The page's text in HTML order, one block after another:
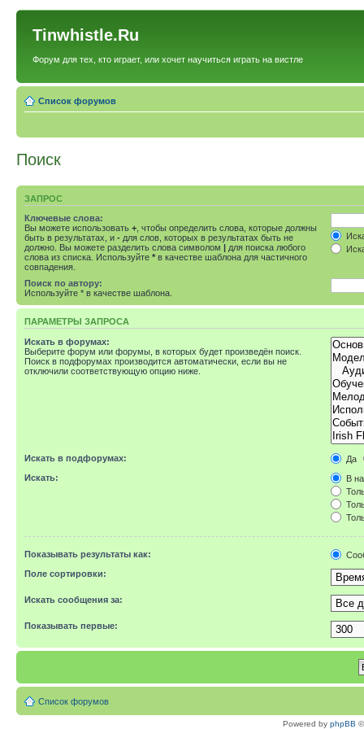
Tinwhistle.Ru
Форум для тех, кто играет, или хочет научиться играть на вистле
Список форумов
Поиск
ЗАПРОС
Ключевые слова:
Вы можете использовать + , чтобы определить слова, которые должны
быть в результатах, и - для слов, которых в результатах быть не
должно. Вы можете разделить слова символом | для поиска любого
слова из списка. Используйте * в качестве шаблона для частичного
совпадения.
Поиск по автору:
Используйте * в качестве шаблона.
ПАРАМЕТРЫ ЗАПРОСА
Искать в форумах:
Выберите форум или форумы, в которых будет произведён поиск.
Поиск в подфорумах производится автоматически, если вы не
отключили соответствующую опцию ниже.
Искать в подфорумах:
Да
Искать:
В
Показывать результаты как:
Поле сортировки:
Искать сообщения за:
Показывать первые:
Список форумов
Powered by phpBB